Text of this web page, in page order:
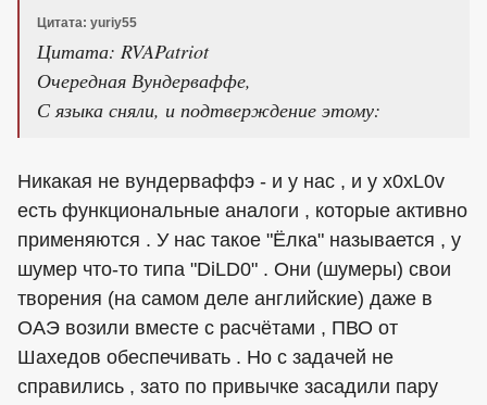
Цитата: yuriy55
Цитата: RVAPatriot
Очередная Вундерваффе,
С языка сняли, и подтверждение этому:
Никакая не вундерваффэ - и у нас , и у х0хL0v
есть функциональные аналоги , которые активно
применяются . У нас такое "Ёлка" называется , у
шумер что-то типа "DiLD0" . Они (шумеры) свои
творения (на самом деле английские) даже в
ОАЭ возили вместе с расчётами , ПВО от
Шахедов обеспечивать . Но с задачей не
справились , зато по привычке засадили пару